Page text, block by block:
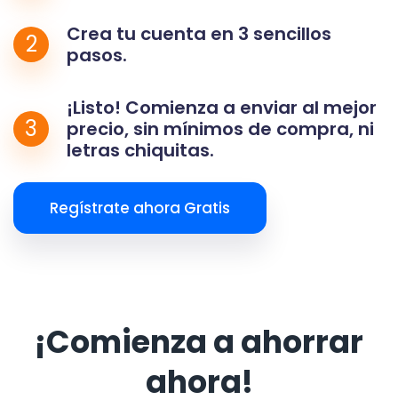
2
Crea tu cuenta en 3 sencillos
pasos.
3
¡Listo! Comienza a enviar al mejor
precio, sin mínimos de compra, ni
letras chiquitas.
Regístrate ahora Gratis
¡Comienza a ahorrar
ahora!